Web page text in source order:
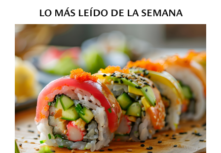
LO MÁS LEÍDO DE LA SEMANA